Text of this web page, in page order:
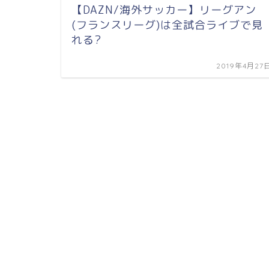
【DAZN/海外サッカー】リーグアン
(フランスリーグ)は全試合ライブで見
れる?
2019年4月27